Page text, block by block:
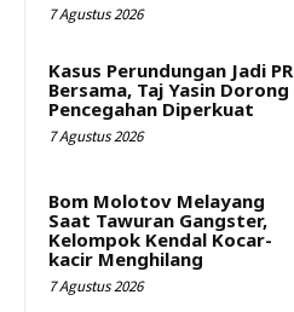
7 Agustus 2026
Kasus Perundungan Jadi PR
Bersama, Taj Yasin Dorong
Pencegahan Diperkuat
7 Agustus 2026
Bom Molotov Melayang
Saat Tawuran Gangster,
Kelompok Kendal Kocar-
kacir Menghilang
7 Agustus 2026